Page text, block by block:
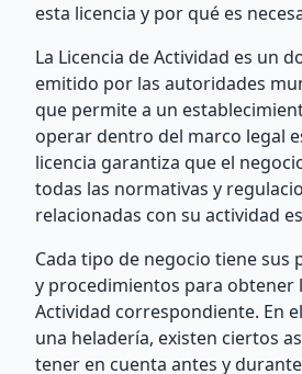
esta licencia y por qué es
La Licencia de Actividad es un
emitido por las autoridades
que permite a un
operar dentro del marco legal
licencia garantiza que el
todas las normativas y
relacionadas con su actividad
Cada tipo de negocio tiene sus
y procedimientos para obtener
Actividad correspondiente. En
una heladería, existen ciertos
tener en cuenta antes y